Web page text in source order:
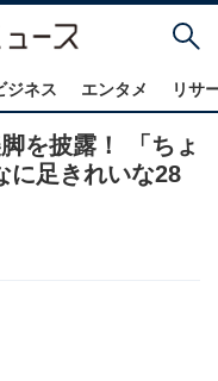
ジネス エンタメ リサ
を披露！ 「ちょ
に足きれいな28